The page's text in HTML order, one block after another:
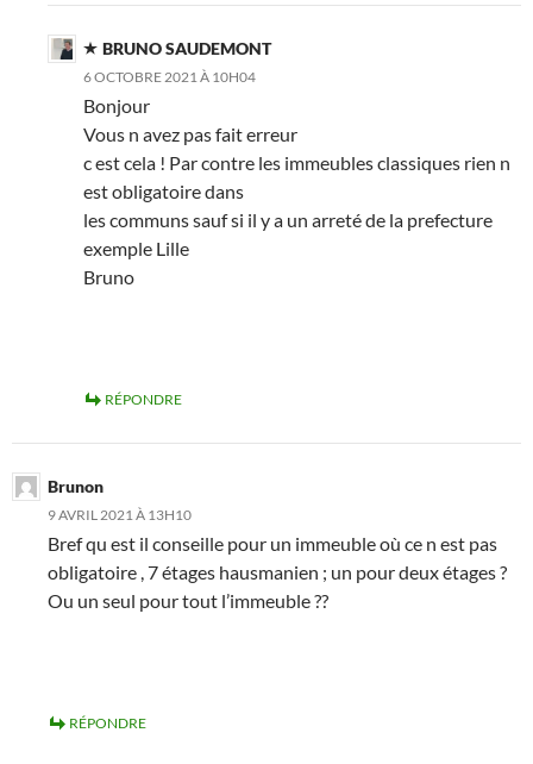
BRUNO SAUDEMONT
6 OCTOBRE 2021 À 10H04
Bonjour
Vous n avez pas fait erreur
c est cela ! Par contre les immeubles classiques rien n
est obligatoire dans
les communs sauf si il y a un arreté de la prefecture
exemple Lille
Bruno
RÉPONDRE
Brunon
9 AVRIL 2021 À 13H10
Bref qu est il conseille pour un immeuble où ce n est pas
obligatoire , 7 étages hausmanien ; un pour deux étages ?
Ou un seul pour tout l’immeuble ??
RÉPONDRE